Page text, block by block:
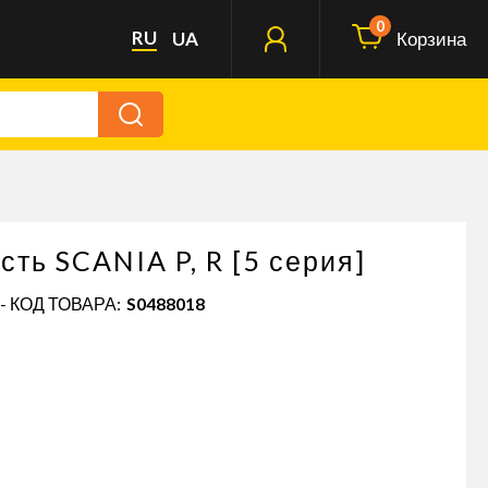
RU UA
0
Корзина
SCANIA P, R [5 серия]
КОД ТОВАРА: S0488018